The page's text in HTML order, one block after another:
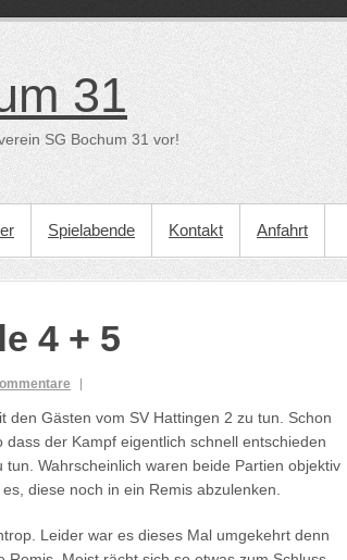
31
SG Bochum 31 vor!
Spielabende Kontakt Anfahrt
4 + 5
Gästen vom SV Hattingen 2 zu tun. Schon
der Kampf eigentlich schnell entschieden
Wahrscheinlich waren beide Partien objektiv
diese noch in ein Remis abzulenken.
Leider war es dieses Mal umgekehrt denn